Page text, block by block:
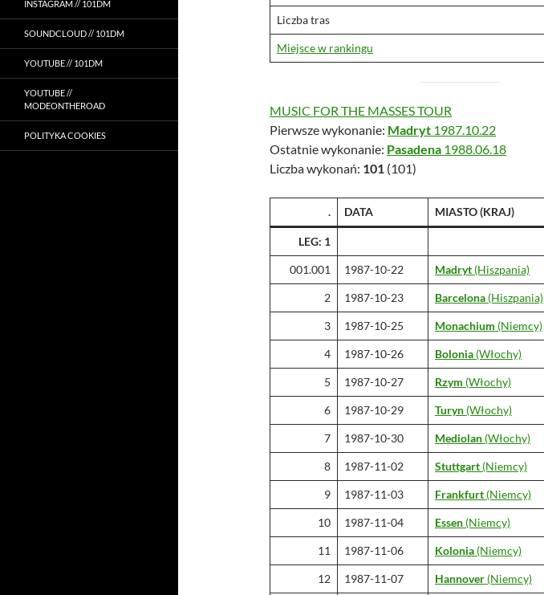
Liczba tras
Miejsce w rankingu
MUSIC FOR THE MASSES TOUR
Pierwsze wykonanie: Madryt 1987.10.22
Ostatnie wykonanie: Pasadena 1988.06.18
Liczba wykonań: 101 (101)
. DATA MIASTO(KRAJ)
LEG: 1
001.001 1987-10-22 Madryt (Hiszpania)
2 1987-10-23 Barcelona (Hiszpania)
3 1987-10-25 Monachium (Niemcy)
4 1987-10-26 Bolonia (Włochy)
5 1987-10-27 Rzym (Włochy)
6 1987-10-29 Turyn (Włochy)
7 1987-10-30 Mediolan (Włochy)
8 1987-11-02 Stuttgart (Niemcy)
9 1987-11-03 Frankfurt (Niemcy)
10 1987-11-04 Essen (Niemcy)
11 1987-11-06 Kolonia (Niemcy)
12 1987-11-07 Hannover (Niemcy)
INSTAGRAM // 101DM
SOUNDCLOUD // 101DM
YOUTUBE // 101DM
YOUTUBE //
MODEONTHEROAD
POLITYKA COOKIES